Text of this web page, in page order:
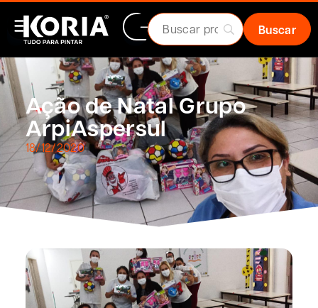
Ação de Natal Grupo
ArpiAspersul
18/12/2020